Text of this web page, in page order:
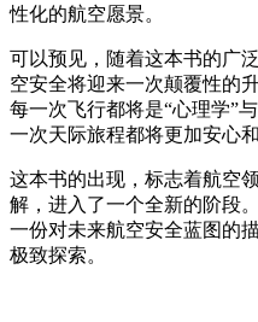
性化的航空愿景。
可以预见，随着这本书的广
空安全将迎来一次颠覆性的
每一次飞行都将是“心理学”
一次天际旅程都将更加安心和
这本书的出现，标志着航空
解，进入了一个全新的阶段
一份对未来航空安全蓝图的
极致探索。